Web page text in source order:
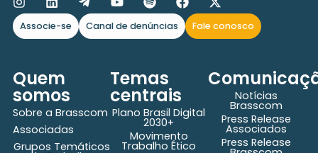
Associe-se Canal de denúncias Fale conosco
Quem
somos
Sobre a Brasscom
Associadas
Grupos Temáticos
Temas
centrais
Plano Brasil Digital
2030+
Movimento
Trabalho Ético
Notícias
Brasscom
Press Release
Associados
Press Release